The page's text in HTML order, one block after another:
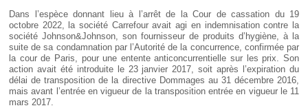
Dans l’espèce donnant lieu à l’arrêt de la Cour de cassation du 19
octobre 2022, la société Carrefour avait agi en indemnisation contre la
société Johnson&Johnson, son fournisseur de produits d’hygiène, à la
suite de sa condamnation par l’Autorité de la concurrence, confirmée par
la cour de Paris, pour une entente anticoncurrentielle sur les prix. Son
action avait été introduite le 23 janvier 2017, soit après l’expiration du
délai de transposition de la directive Dommages au 31 décembre 2016,
mais avant l’entrée en vigueur de la transposition entrée en vigueur le 11
mars 2017.